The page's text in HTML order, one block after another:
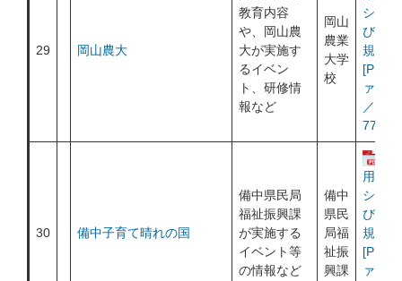
29 岡山農大
教育内容
や、岡山農
大が実施す
るイベン
ト、研修情
報など
岡山
農業
大学
校
シー及
び利用
規約
[PDF
ァイル
／
30 備中子育て晴れの国
備中県民局
福祉振興課
が実施する
イベント等
の情報など
備中
県民
局福
祉振
興課
用ポリ
シー及
び利用
規約
[PDF
ァイル